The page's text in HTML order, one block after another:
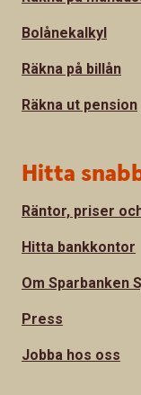
Bolånekalkyl
Räkna på billån
Räkna ut pension
Hitta
Räntor, priser
Hitta bankkontor
Om Sparbanken
Press
Jobba hos oss